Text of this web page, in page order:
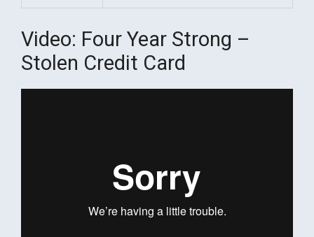
Video: Four Year Strong –
Stolen Credit Card